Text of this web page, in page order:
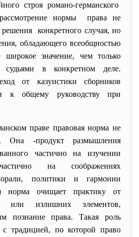
строя романо-германского
нормы права не
решения конкретного случая, но
обладающего всеобщностью
значение, чем только
в конкретном деле.
от казуистики сборников
к общему руководству при
праве правовая норма не
Она -продукт размышления
частично на изучении
на соображениях
политики и гармонии
норма очищает практику от
или излишних элементов,
познание права. Такая роль
с традицией, по которой право